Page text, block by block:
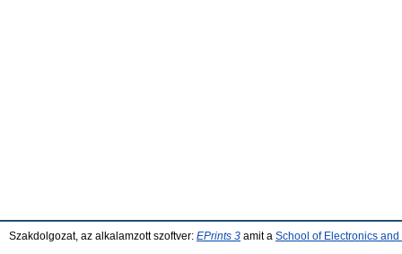
Szakdolgozat, az alkalamzott szoftver: EPrints 3 amit a School of Electronics